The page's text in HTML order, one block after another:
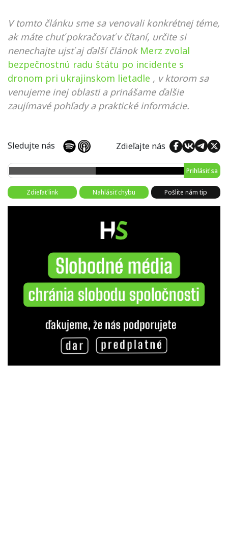
V tomto článku sme sa venovali konkrétnej téme,
ak máte chuť pokračovať v čítaní, určite si
nenechajte ujsť aj ďalší článok Merz zvolal
bezpečnostnú radu štátu po incidente s
dronom pri ukrajinskom lietadle , v ktorom sa
venujeme inej oblasti a prinášame ďalšie
zaujímavé pohľady a praktické informácie.
Sledujte nás Zdieľajte nás
Prihlásiť sa
Zdieľať link Nahlásiť chybu Pošlite nám tip